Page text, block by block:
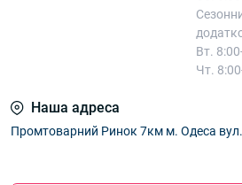
Вт.
Чт.
Наша адреса
Промтоварний Ринок 7км м. Одеса